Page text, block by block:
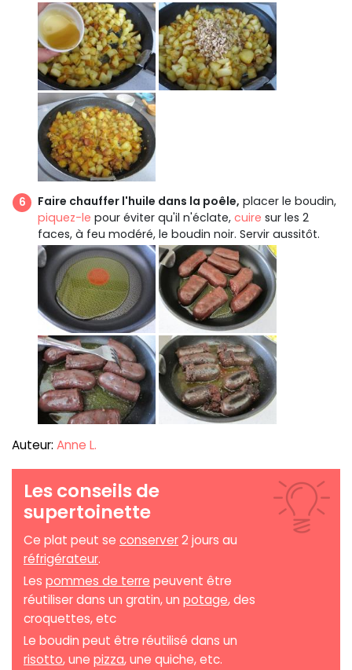
Faire chauffer l'huile dans la poêle, placer le boudin,
piquez-le pour éviter qu'il n'éclate, cuire sur les 2
faces, à feu modéré, le boudin noir. Servir aussitôt.
Auteur: Anne L.
Les conseils de
supertoinette
Ce plat peut se conserver2 jours au
réfrigérateur.
Les pommes de terre peuvent être
réutiliser dans un gratin, un potage, des
croquettes, etc
Le boudin peut être réutilisé dans un
risotto, une pizza, une quiche, etc.